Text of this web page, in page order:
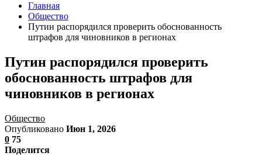
Главная
Общество
Путин распорядился проверить обоснованность
штрафов для чиновников в регионах
Путин распорядился проверить
обоснованность штрафов для
чиновников в регионах
Общество
Опубликовано Июн 1, 2026
0 75
Поделится